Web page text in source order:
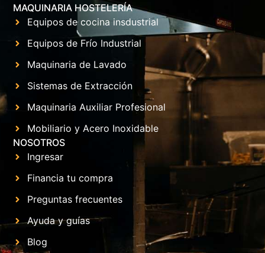
MAQUINARIA HOSTELERÍA
Equipos de cocina insdustrial
Equipos de Frío Industrial
Maquinaria de Lavado
Sistemas de Extracción
Maquinaria Auxiliar Profesional
Mobiliario y Acero Inoxidable
NOSOTROS
Ingresar
Financia tu compra
Preguntas frecuentes
Ayuda y guías
Blog